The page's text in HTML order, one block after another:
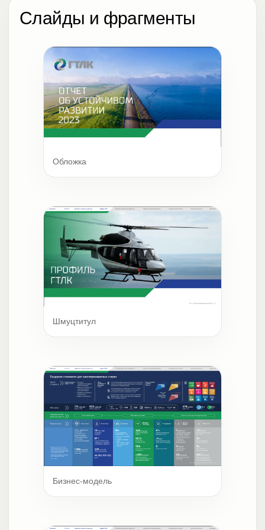
Слайды и фрагменты
Обложка
Шмуцтитул
Бизнес-модель